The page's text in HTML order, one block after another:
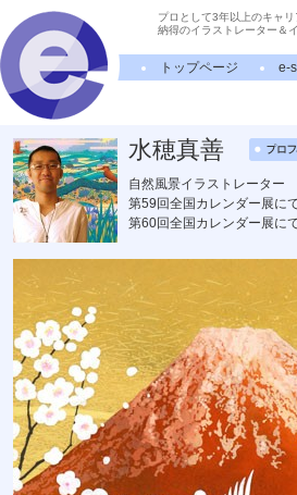
プロとして3年以上のキャ
納得のイラストレーター＆
トップページ e-
水穂真善
自然風景イラストレーター
第59回全国カレンダー展に
第60回全国カレンダー展に